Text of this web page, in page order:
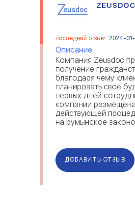
ZEUSDOC
последний отзыв: 2024-01-
Описание
Компания Zeusdoc
получение
благодаря чему
планировать свое
первых дней
компании
действующей
на румынское
всех этапах
ДОБАВИТЬ ОТЗЫВ